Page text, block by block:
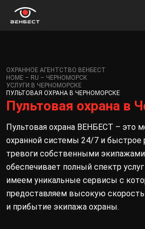
ОХРАННОЕ АГЕНТСТВО ВЕНБЕСТ
HOME – RU – ЧЕРНОМОРСК
УСЛУГИ В ЧЕРНОМОРСКЕ
ПУЛЬТОВАЯ ОХРАНА В ЧЕРНОМОРСКЕ
Пультовая охрана в
Пультовая охрана ВЕНБЕСТ – это
охранной системы 24/7 и быстрое
тревоги собственными
обеспечивает полный спектр
имеем уникальные сервисы с
предоставляем высокую
и прибытие экипажа охраны.